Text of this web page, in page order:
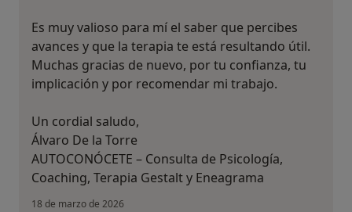
Es muy valioso para mí el saber que percibes
avances y que la terapia te está resultando útil.
Muchas gracias de nuevo, por tu confianza, tu
implicación y por recomendar mi trabajo.
Un cordial saludo,
Álvaro De la Torre
AUTOCONÓCETE – Consulta de Psicología,
Coaching, Terapia Gestalt y Eneagrama
18 de marzo de 2026